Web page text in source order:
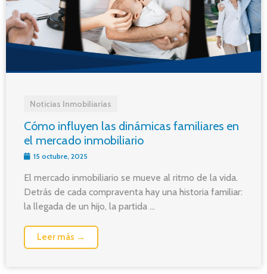
Noticias Inmobiliarias
Cómo influyen las dinámicas familiares en
el mercado inmobiliario
15 octubre, 2025
El mercado inmobiliario se mueve al ritmo de la vida.
Detrás de cada compraventa hay una historia familiar:
la llegada de un hijo, la partida ...
Leer más →